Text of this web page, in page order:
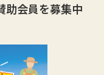
助会員を募集中